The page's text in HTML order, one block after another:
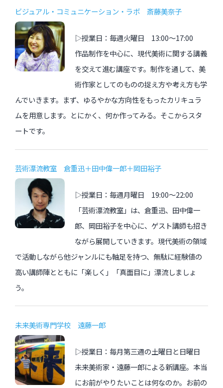
ビジュアル・コミュニケーション・ラボ 斎藤美奈子
▷授業日：毎週火曜日 13:00〜17:00
作品制作を中心に、現代美術に関する講義
を交えて進む講座です。制作を通して、美
術作家としてのものの捉え方や考え方も学
んでいきます。まず、ゆるやかな方向性をもったカリキュラ
ムを用意します。とにかく、何か作ってみる。そこからスタ
ートです。
芸術漂流教室 倉重迅＋田中偉一郎＋岡田裕子
▷授業日：毎週月曜日 19:00〜22:00
「芸術漂流教室」は、倉重迅、田中偉一
郎、岡田裕子を中心に、ゲスト講師も招き
ながら展開していきます。現代美術の領域
で活動しながら他ジャンルにも軸足を持つ、無駄に経験値の
高い講師陣とともに「楽しく」「真面目に」漂流しましょ
う。
未来美術専門学校 遠藤一郎
▷授業日：毎月第三週の土曜日と日曜日
未来美術家・遠藤一郎による新講座。本当
にお前がやりたいことは何なのか。お前の